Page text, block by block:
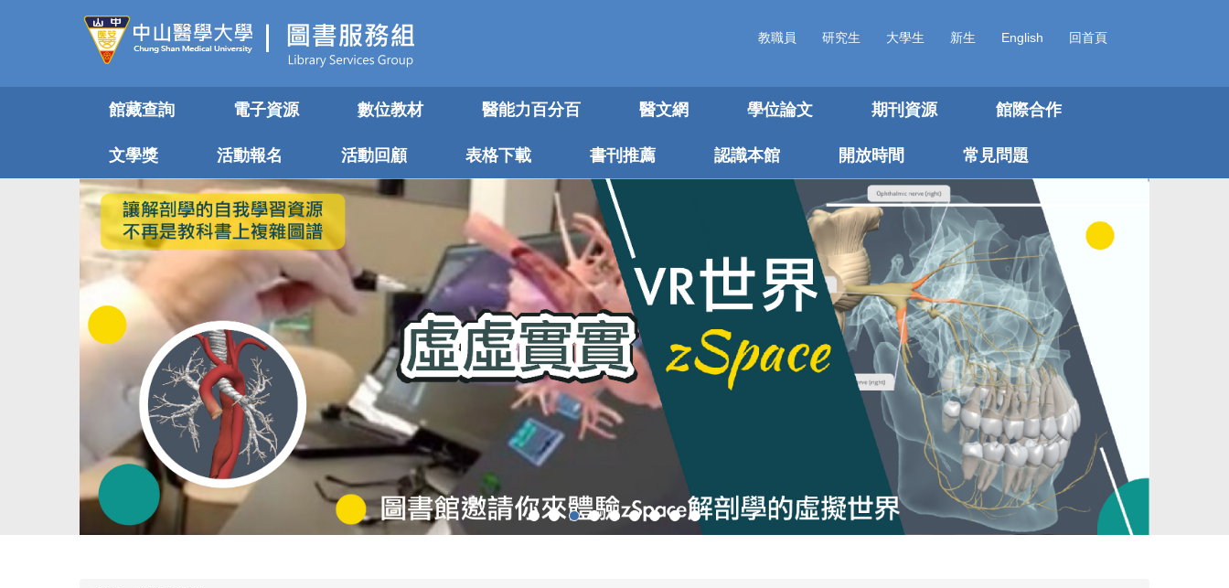
教職員 研究生 大學生 新生 English 回首頁
館藏查詢 電子資源 數位教材 醫能力百分百 醫文網 學位論文 期刊資源 館際合作
文學獎 活動報名 活動回顧 表格下載 書刊推薦 認識本館 開放時間 常見問題